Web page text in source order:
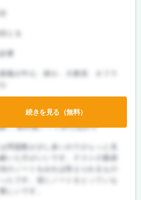
とる
要
講義が中心、静か、大教室、オフラ
：
：
テストのみ
：教科書ノート持ち込み可
解いた方がいいです。テストの難易
続きを見る（無料）